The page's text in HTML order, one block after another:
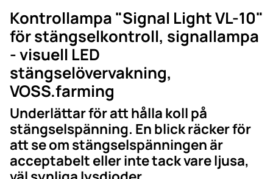
Kontrollampa "Signal Light VL-10"
för stängselkontroll, signallampa
- visuell LED
stängselövervakning,
VOSS.farming
Underlättar för att hålla koll på
stängselspänning. En blick räcker för
att se om stängselspänningen är
acceptabelt eller inte tack vare ljusa,